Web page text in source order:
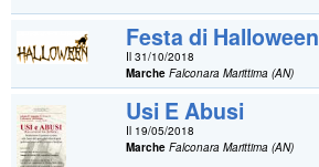
Festa di Halloween
Il 31/10/2018
Marche Falconara Marittima (AN)
Usi E Abusi
Il 19/05/2018
Marche Falconara Marittima (AN)